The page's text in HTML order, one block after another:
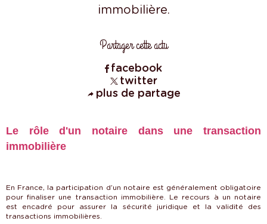
immobilière.
Partager cette actu
facebook
twitter
plus de partage
Le rôle d'un notaire dans une transaction
immobilière
En France, la participation d’un notaire est généralement obligatoire
pour finaliser une transaction immobilière. Le recours à un notaire
est encadré pour assurer la sécurité juridique et la validité des
transactions immobilières.